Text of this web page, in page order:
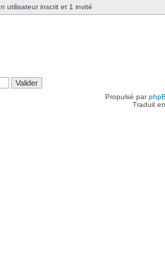
utilisateur inscrit et 1 invité
Propulsé par
Traduit